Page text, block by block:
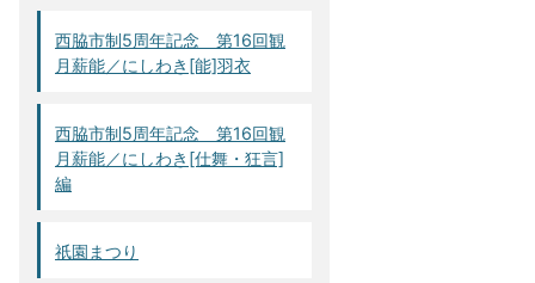
西脇市制5周年記念 第16回観
月薪能／にしわき[能]羽衣
西脇市制5周年記念 第16回観
月薪能／にしわき[仕舞・狂言]
編
祇園まつり